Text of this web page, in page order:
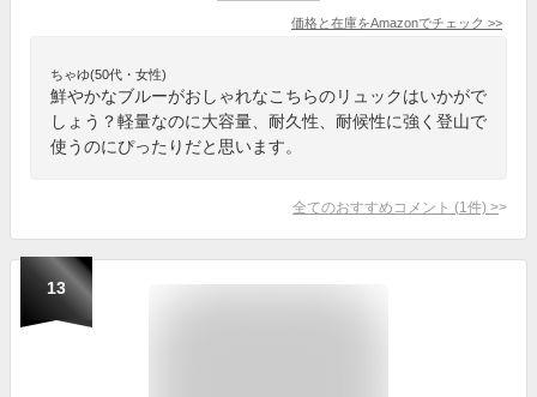
価格と在庫をAmazonでチェック >>
ちゃゆ(50代・女性)
鮮やかなブルーがおしゃれなこちらのリュックはいかがで
しょう？軽量なのに大容量、耐久性、耐候性に強く登山で
使うのにぴったりだと思います。
全てのおすすめコメント (1 件) >
13